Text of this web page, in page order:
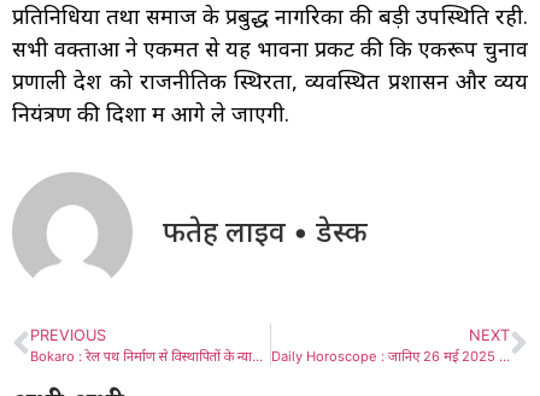
प्रतिनिधियों तथा समाज के प्रबुद्ध नागरिकों की बड़ी उपस्थिति रही.
सभी वक्ताओं ने एकमत से यह भावना प्रकट की कि एकरूप चुनाव
प्रणाली देश को राजनीतिक स्थिरता, व्यवस्थित प्रशासन और व्यय
नियंत्रण की दिशा में आगे ले जाएगी.
फतेह लाइव • डेस्क
PREVIOUS
Bokaro : रेल पथ निर्माण से विस्थापितों के न्याय के लिए संघर्ष और तेज होगा – विस्थापित संघर्ष समिति
NEXT
Daily Horoscope : जानिए 26 मई 2025 को कैसा रहेगा आपका दिन ?